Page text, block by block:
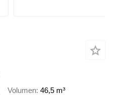
Volumen 46,5 m³